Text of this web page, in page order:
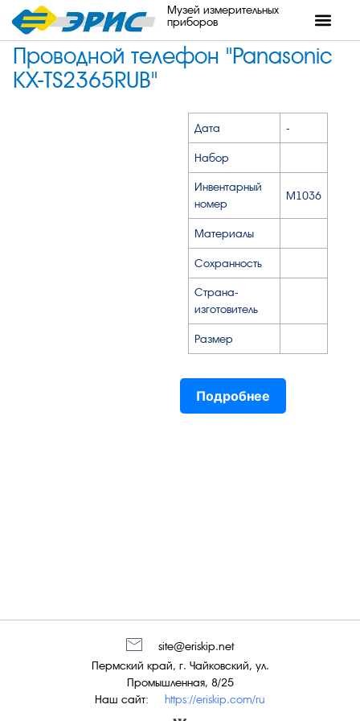
Музей измерительных
приборов
Проводной телефон "Panasonic
KX-TS2365RUB"
Дата -
Набор
Инвентарный
номер
M1036
Материалы
Сохранность
Страна-
изготовитель
Размер
Подробнее
Наш сайт: https://eriskip.com/ru
Пермский край, г. Чайковский, ул.
Промышленная, 8/25
site@eriskip.net